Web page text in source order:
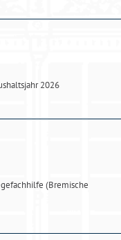
2026
(Bremische